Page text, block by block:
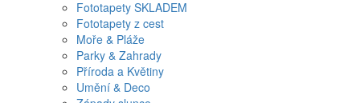
Fototapety SKLADEM
Fototapety z cest
Moře & Pláže
Parky & Zahrady
Příroda a Květiny
Umění & Deco